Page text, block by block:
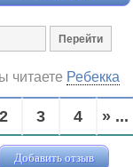
читаете Ребекка
2 3 4 » ...
Добавить отзыв